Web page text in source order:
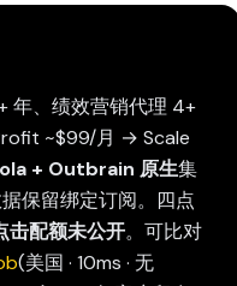
年、绩效营销代理 4+
~$99/月 → Scale
+ Outbrain 原生集
保留绑定订阅。四点
击配额未公开。可比对
(美国 · 10ms · 无